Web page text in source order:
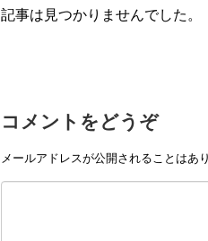
記事は見つかりませんでした。
コメントをどうぞ
メールアドレスが公開されることはあ